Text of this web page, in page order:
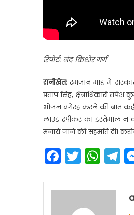
रिपोर्ट: नंद किशोर गर्ग
रानीखेत: रमजान माह में
प्रताप सिंह, क्षेत्राधिकारी
भोजन वगेरह करने की बात
लाउड स्पीकर का इस्तेमाल न
मनाये जाने की सहमति दी।
Twitter